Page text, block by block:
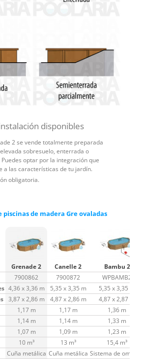
disponibles
2 se vende totalmente preparada
sobresuelo, enterrada o
optar por la integración que
a las características de tu jardín.
obligatoria.
piscinas de madera Gre ovaladas
Grenade 2 Canelle 2
Bambu 2
7900862 7900872
WPBAMB2
4,36 x 3,36 m 5,35 x 3,35 m
5,35 x 3,35 m
3,87 x 2,86 m 4,87 x 2,86 m
4,87 x 2,87 m
1,17 m 1,17 m
1,36 m
1,14 m 1,14 m
1,33 m
1,07 m 1,09 m
1,23 m
10 m³ 13 m³
15,4 m³
Cuña metálica Cuña metálica Sistema de